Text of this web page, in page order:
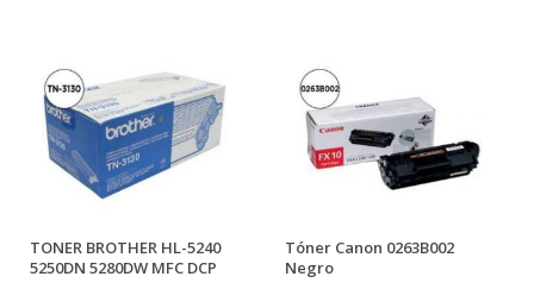
TONER BROTHER HL-5240
5250DN 5280DW MFC DCP
Tóner Canon 0263B002
Negro